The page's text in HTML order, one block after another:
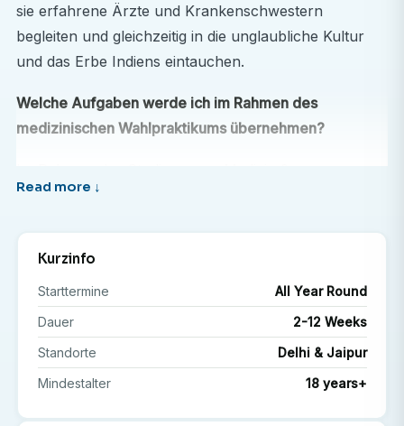
sie erfahrene Ärzte und Krankenschwestern
begleiten und gleichzeitig in die unglaubliche Kultur
und das Erbe Indiens eintauchen.
Welche Aufgaben werde ich im Rahmen des
medizinischen Wahlpraktikums übernehmen?
Gesundheitswesen und Krankenpflege arbeiten Sie in
Studierende, die am Hospitationsprogramm
teilnehmen, haben die Möglichkeit, in Abteilungen wie
Innere Medizin, Notfallmedizin, Krankenpflege,
Gynäkologie und Geburtshilfe zu hospitieren, um nur
Kurzinfo
Starttermine
All Year Round
Dauer
2-12 Weeks
Standorte
Delhi & Jaipur
Mindestalter
18 years+